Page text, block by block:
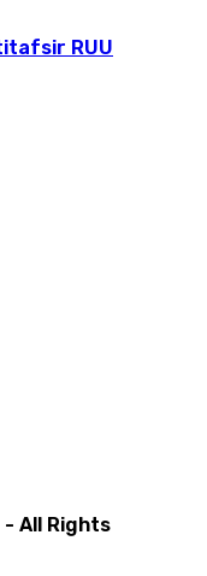
RUU
All Rights